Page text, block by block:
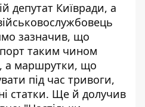
депутат Київради, а
зазначив, що
таким чином
а маршрутки, що
під час тривоги,
статки. Ще й долучив